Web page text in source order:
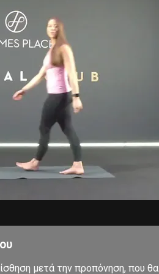
μετά την προπόνηση, που